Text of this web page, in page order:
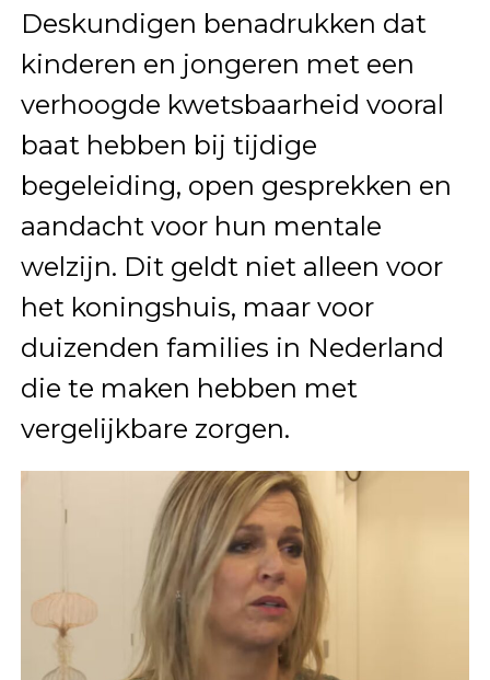
Deskundigen benadrukken dat
kinderen en jongeren met een
verhoogde kwetsbaarheid vooral
baat hebben bij tijdige
begeleiding, open gesprekken en
aandacht voor hun mentale
welzijn. Dit geldt niet alleen voor
het koningshuis, maar voor
duizenden families in Nederland
die te maken hebben met
vergelijkbare zorgen.